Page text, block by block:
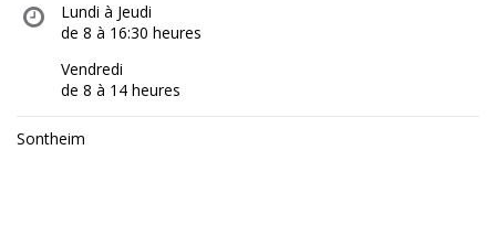
Lundi à Jeudi
de 8 à 16:30 heures
Vendredi
de 8 à 14 heures
Sontheim